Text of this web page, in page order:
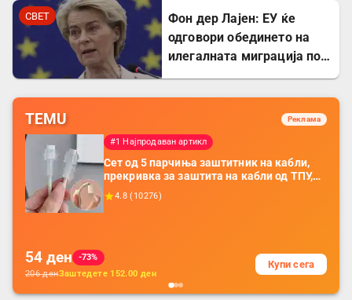
СВЕТ
Фон дер Лајен: ЕУ ќе
одговори обединето на
илегалната миграција по
TEMU Реклама
#1 Најпродаван артикл
Сет од 5 парчиња заштитник на кабли,
прекривка за заштита на кабли од ТПУ,
додатоци за заштита на кабли, без
батерија, за мобилни телефони, комплет
4.8 ( 10276)
54 ден
-73%
206денЗаштедете 152.00 ден
Купи сега